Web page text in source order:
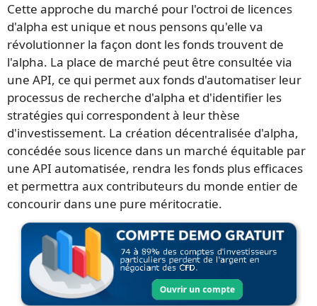
Cette approche du marché pour l'octroi de licences
d'alpha est unique et nous pensons qu'elle va
révolutionner la façon dont les fonds trouvent de
l'alpha. La place de marché peut être consultée via
une API, ce qui permet aux fonds d'automatiser leur
processus de recherche d'alpha et d'identifier les
stratégies qui correspondent à leur thèse
d'investissement. La création décentralisée d'alpha,
concédée sous licence dans un marché équitable par
une API automatisée, rendra les fonds plus efficaces
et permettra aux contributeurs du monde entier de
concourir dans une pure méritocratie.